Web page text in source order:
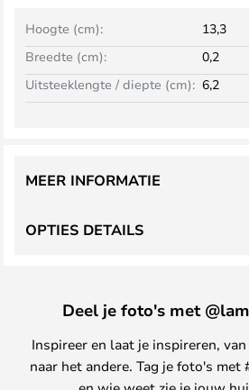
Breedte (cm): 0,2
Hoogte (cm): 13,3
Uitsteeklengte / diepte (cm): 6,2
OPTIES DETAILS
MEER INFORMATIE
Deel je foto's met
Inspireer en laat je inspireren,
naar het andere. Tag je foto's met